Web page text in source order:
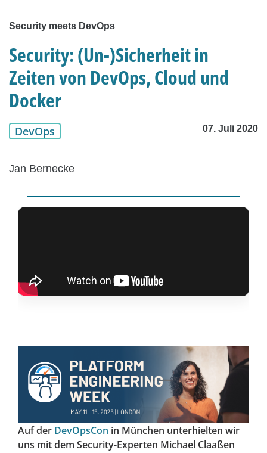
Security meets DevOps
Security: (Un-)Sicherheit in
Zeiten von DevOps, Cloud und
Docker
DevOps 07. Juli 2020
Jan Bernecke
Auf der DevOpsCon in München unterhielten wir
uns mit dem Security-Experten Michael Claaßen